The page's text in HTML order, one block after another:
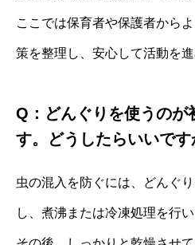
ここでは保育者や保護者から
策を整理し、安心して活動を
Q：どんぐりを使うのが
す。どうしたらいいです
虫の混入を防ぐには、どんぐ
し、煮沸または冷凍処理を行い